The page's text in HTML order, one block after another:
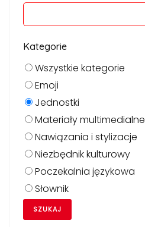
Kategorie
Wszystkie kategorie
Emoji
Jednostki
Materiały multimedialne
Nawiązania i stylizacje
Niezbędnik kulturowy
Poczekalnia językowa
Słownik